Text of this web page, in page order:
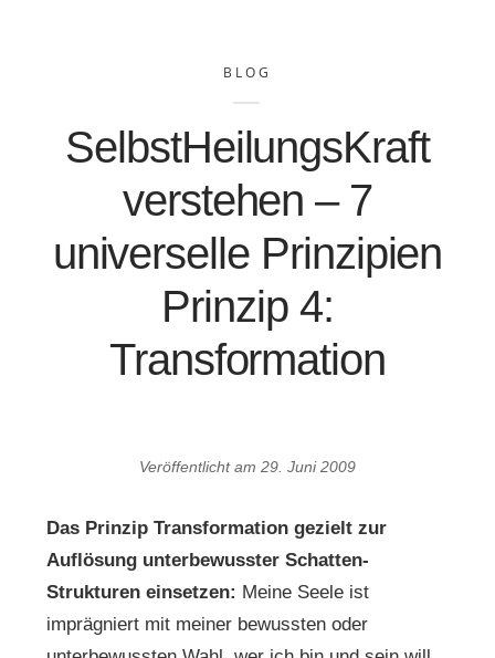
BLOG
SelbstHeilungsKraft
verstehen – 7
universelle Prinzipien
Prinzip 4:
Transformation
Veröffentlicht am 29. Juni 2009
Das Prinzip Transformation gezielt zur
Auflösung unterbewusster Schatten-
Strukturen einsetzen: Meine Seele ist
imprägniert mit meiner bewussten oder